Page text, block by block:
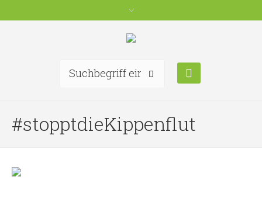
#stopptdieKippenflut